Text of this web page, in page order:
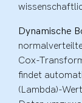
Dynamische
Cox-
findet
(Lambda)-